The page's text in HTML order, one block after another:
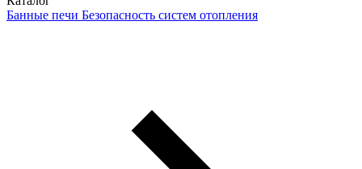
Банные печи Безопасность систем отопления